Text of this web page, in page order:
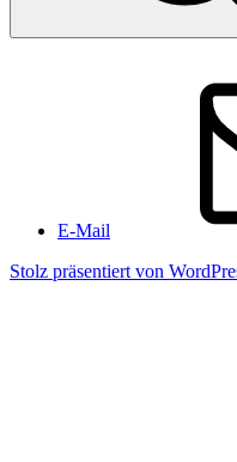
E-Mail
Stolz präsentiert von